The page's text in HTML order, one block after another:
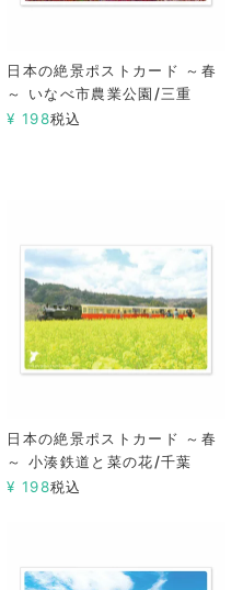
日本の絶景ポストカード ～春
～ いなべ市農業公園/三重
¥ 198税込
日本の絶景ポストカード ～春
～ 小湊鉄道と菜の花/千葉
¥ 198税込